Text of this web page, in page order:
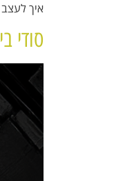
איך
סודי